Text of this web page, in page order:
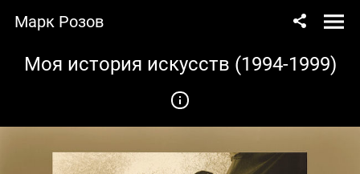
Марк Розов
Моя история искусств (1994-1999)